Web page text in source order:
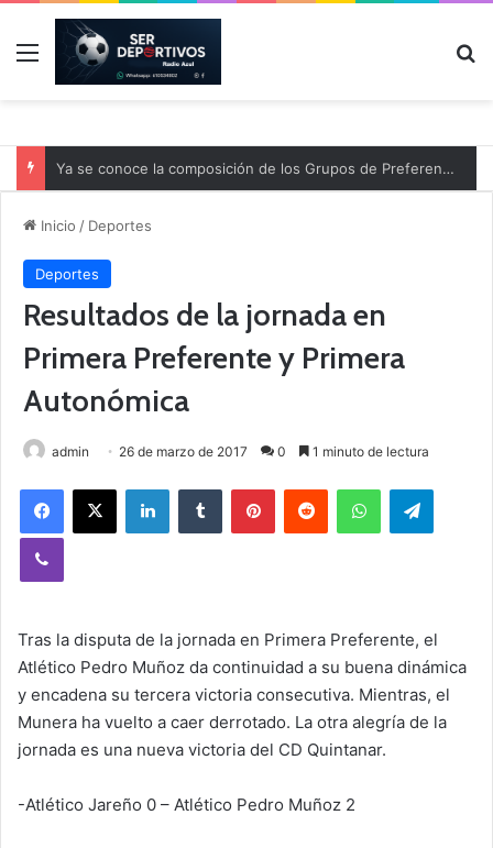
Menú
Ya se conoce la composición de los Grupos de Preferente y el calendario
Inicio / Deportes
Deportes
Resultados de la jornada en
Primera Preferente y Primera
Autonómica
admin 26 de marzo de 2017 0 1 minuto de lectura
Tras la disputa de la jornada en Primera Preferente, el
Atlético Pedro Muñoz da continuidad a su buena dinámica
y encadena su tercera victoria consecutiva. Mientras, el
Munera ha vuelto a caer derrotado. La otra alegría de la
jornada es una nueva victoria del CD Quintanar.
-Atlético Jareño 0 – Atlético Pedro Muñoz 2